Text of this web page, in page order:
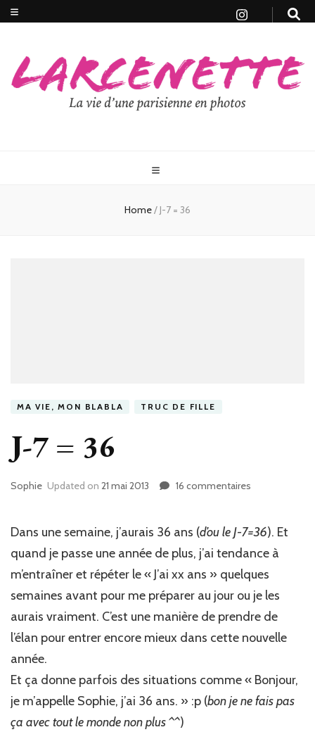
Home/J-7 = 36
MA VIE, MON BLABLA TRUC DE FILLE
J-7 = 36
Sophie Updated on 21 mai 2013 16 commentaires
=
Dans une semaine, j’aurais 36 ans (d’ou le J-7=36). Et
quand je passe une année de plus, j’ai tendance à
m’entraîner et répéter le « J’ai xx ans » quelques
semaines avant pour me préparer au jour ou je les
aurais vraiment. C’est une manière de prendre de
l’élan pour entrer encore mieux dans cette nouvelle
année.
Et ça donne parfois des situations comme « Bonjour,
je m’appelle Sophie, j’ai 36 ans. » :p (bon je ne fais pas
ça avec tout le monde non plus ^^)